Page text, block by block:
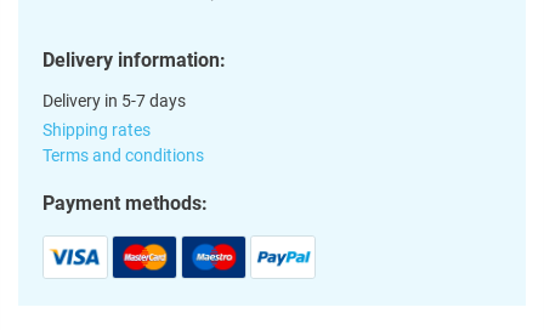
Delivery information:
Delivery in 5-7 days
Shipping rates
Terms and conditions
Payment methods: